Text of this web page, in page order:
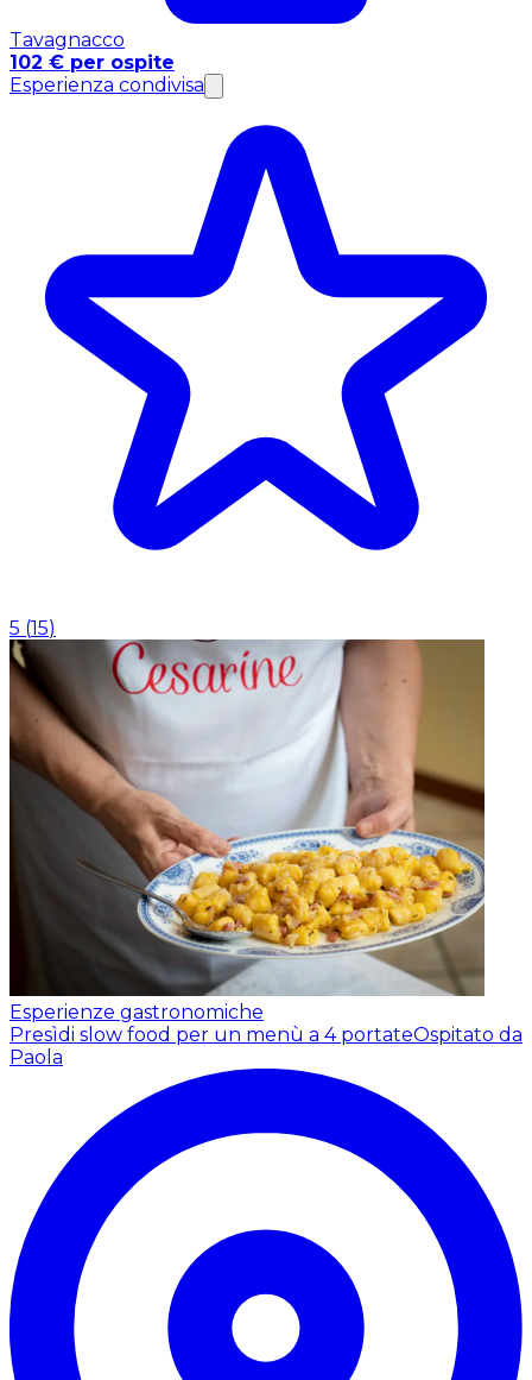
Tavagnacco
102 € per ospite
Esperienza condivisa
5 (15)
Esperienze gastronomiche
Presìdi slow food per un menù a 4 portateOspitato da
Paola